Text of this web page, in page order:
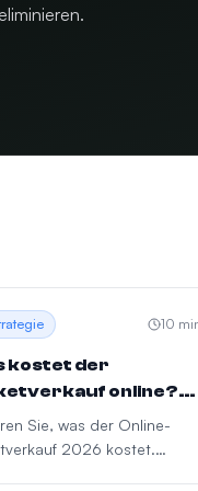
10
kostet der
online?
2026
Sie, was der Online-
2026 kostet.